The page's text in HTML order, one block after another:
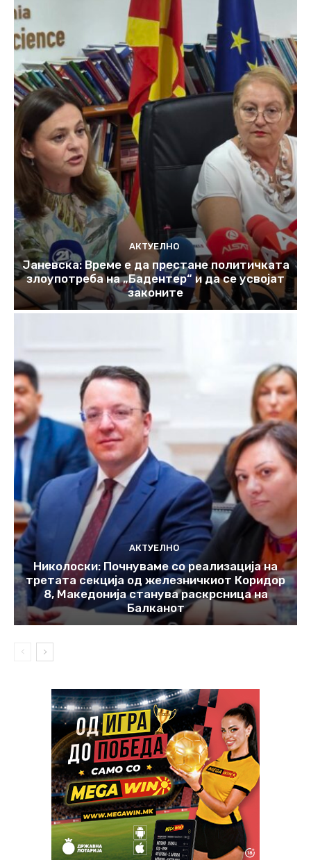
АКТУЕЛНО
Јаневска: Време е да престане политичката
злоупотреба на „Бадентер“ и да се усвојат
законите
АКТУЕЛНО
Николоски: Почнуваме со реализација на
третата секција од железничкиот Коридор
8, Македонија станува раскрсница на
Балканот